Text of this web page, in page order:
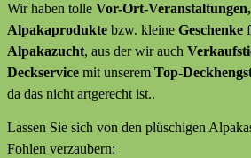
Wir haben tolle Vor-Ort-Veranstaltungen,
Alpakaprodukte bzw. kleine Geschenke
Alpakazucht, aus der wir auch
Deckservice mit unserem Top-
da das nicht artgerecht ist..
Lassen Sie sich von den plüschigen
Fohlen verzaubern: